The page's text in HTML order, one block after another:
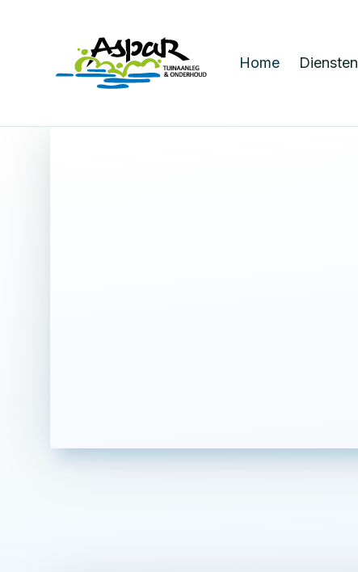
Home Diensten